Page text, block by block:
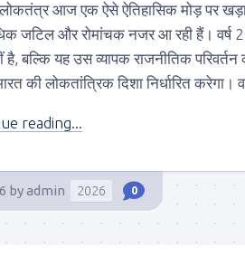
लोकतंत्र आज एक ऐसे ऐतिहासिक मोड़ पर
जटिल और रोमांचक नजर आ रही हैं।
है, बल्कि यह उस व्यापक राजनीतिक
की लोकतांत्रिक दिशा निर्धारित करेगा।
reading...
byadmin 2026 0